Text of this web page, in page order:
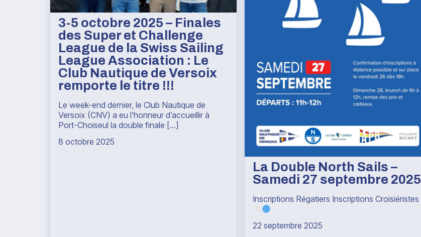
3-5 octobre 2025 – Finales
des Super et Challenge
League de la Swiss Sailing
League Association : Le
Club Nautique de Versoix
remporte le titre !!!
Le week-end dernier, le Club Nautique de
Versoix (CNV) a eu l’honneur d’accueillir à
Port-Choiseul la double finale [...]
8 octobre 2025
La Double North Sails –
Samedi 27 septembre 2025
Inscriptions Régatiers Inscriptions Croisiéristes
22 septembre 2025